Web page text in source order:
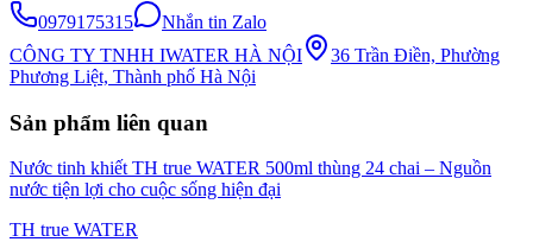
0979175315
Nhắn tin Zalo
CÔNG TY TNHH IWATER HÀ NỘI
36 Trần Điền, Phường
Phương Liệt, Thành phố Hà Nội
Sản phẩm liên quan
Nước tinh khiết TH true WATER 500ml thùng 24 chai – Nguồn
nước tiện lợi cho cuộc sống hiện đại
TH true WATER